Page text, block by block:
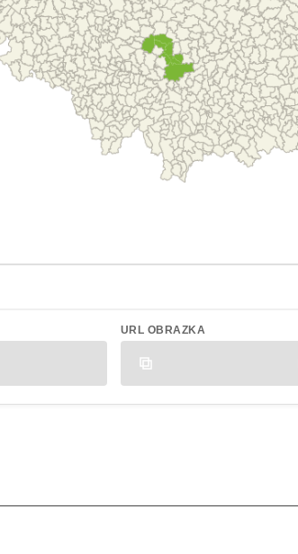
URL OBRAZKA